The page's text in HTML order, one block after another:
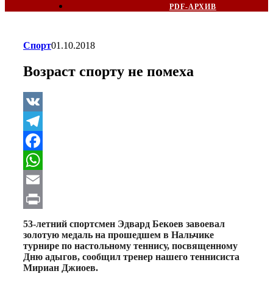
PDF-АРХИВ
Спорт01.10.2018
Возраст спорту не помеха
VK
Telegram
Facebook
WhatsApp
Email
Print
53-летний спортсмен Эдвард Бекоев завоевал
золотую медаль на прошедшем в Нальчике
турнире по настольному теннису, посвященному
Дню адыгов, сообщил тренер нашего теннисиста
Мириан Джиоев.